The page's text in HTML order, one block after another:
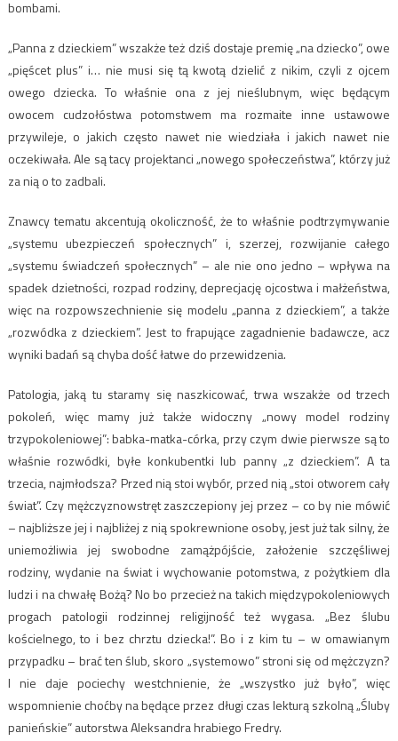
bombami.
„Panna z dzieckiem” wszakże też dziś dostaje premię „na dziecko”, owe
„pięścet plus” i… nie musi się tą kwotą dzielić z nikim, czyli z ojcem
owego dziecka. To właśnie ona z jej nieślubnym, więc będącym
owocem cudzołóstwa potomstwem ma rozmaite inne ustawowe
przywileje, o jakich często nawet nie wiedziała i jakich nawet nie
oczekiwała. Ale są tacy projektanci „nowego społeczeństwa”, którzy już
za nią o to zadbali.
Znawcy tematu akcentują okoliczność, że to właśnie podtrzymywanie
„systemu ubezpieczeń społecznych” i, szerzej, rozwijanie całego
„systemu świadczeń społecznych” – ale nie ono jedno – wpływa na
spadek dzietności, rozpad rodziny, deprecjację ojcostwa i małżeństwa,
więc na rozpowszechnienie się modelu „panna z dzieckiem”, a także
„rozwódka z dzieckiem”. Jest to frapujące zagadnienie badawcze, acz
wyniki badań są chyba dość łatwe do przewidzenia.
Patologia, jaką tu staramy się naszkicować, trwa wszakże od trzech
pokoleń, więc mamy już także widoczny „nowy model rodziny
trzypokoleniowej”: babka-matka-córka, przy czym dwie pierwsze są to
właśnie rozwódki, byłe konkubentki lub panny „z dzieckiem”. A ta
trzecia, najmłodsza? Przed nią stoi wybór, przed nią „stoi otworem cały
świat”. Czy mężczyznowstręt zaszczepiony jej przez – co by nie mówić
– najbliższe jej i najbliżej z nią spokrewnione osoby, jest już tak silny, że
uniemożliwia jej swobodne zamążpójście, założenie szczęśliwej
rodziny, wydanie na świat i wychowanie potomstwa, z pożytkiem dla
ludzi i na chwałę Bożą? No bo przecież na takich międzypokoleniowych
progach patologii rodzinnej religijność też wygasa. „Bez ślubu
kościelnego, to i bez chrztu dziecka!”. Bo i z kim tu – w omawianym
przypadku – brać ten ślub, skoro „systemowo” stroni się od mężczyzn?
I nie daje pociechy westchnienie, że „wszystko już było”, więc
wspomnienie choćby na będące przez długi czas lekturą szkolną „Śluby
panieńskie” autorstwa Aleksandra hrabiego Fredry.